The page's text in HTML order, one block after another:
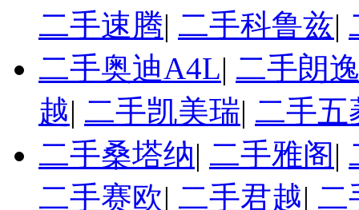
二手速腾| 二手科鲁兹|
二手奥迪A4L| 二手朗
越| 二手凯美瑞| 二手五
二手桑塔纳| 二手雅阁|
二手赛欧| 二手君越| 二